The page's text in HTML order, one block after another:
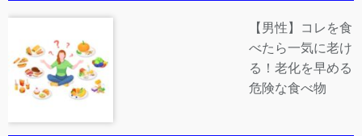
【男性】コレを食
べたら一気に老け
る！老化を早める
危険な食べ物